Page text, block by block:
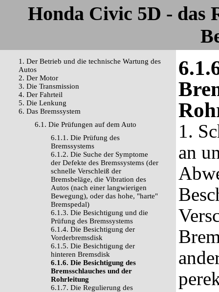
Honda Civic 5D - das
1. Der Betrieb und die technische Wartung des
Autos
2. Der Motor
3. Die Transmission
4. Der Fahrteil
5. Die Lenkung
6. Das Bremssystem
6.1. Die Prüfungen auf dem Auto
6.1.1. Die Prüfung des
Bremssystems
6.1.2. Die Suche der Symptome
der Defekte des Bremssystems (der
schnelle Verschleiß der
Bremsbeläge, die Vibration des
Autos (nach einer langwierigen
Bewegung), oder das hohe, "harte"
Bremspedal)
6.1.3. Die Besichtigung und die
Prüfung des Bremssystems
6.1.4. Die Besichtigung der
Vorderbremsdisk
6.1.5. Die Besichtigung der
hinteren Bremsdisk
6.1.6. Die Besichtigung des
Bremsschlauches und der
Rohrleitung
6.1.7. Die Regulierung des
1.
an